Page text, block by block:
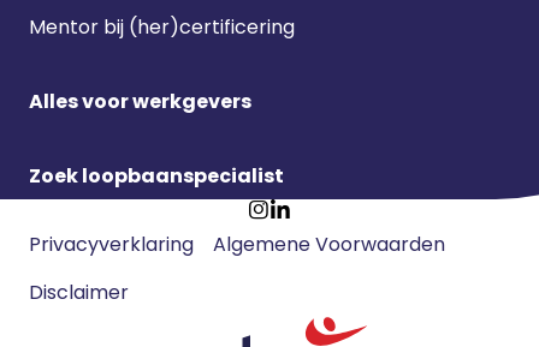
Mentor bij (her)certificering
Alles voor werkgevers
Zoek loopbaanspecialist
GaGa
Footer
navigatie
Privacyverklaring
Algemene Voorwaarden
Disclaimer